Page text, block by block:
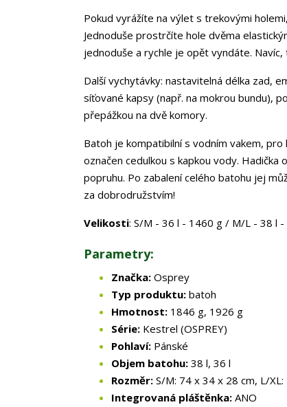
Pokud vyrážíte na výlet s trekovými
Jednoduše prostrčíte hole dvěma
jednoduše a rychle je opět vyndáte.
Další vychytávky: nastavitelná délka zad,
síťované kapsy (např. na mokrou bundu),
přepážkou na dvě komory.
Batoh je kompatibilní s vodním vakem,
označen cedulkou s kapkou vody.
popruhu. Po zabalení celého batohu jej
za dobrodružstvím!
Velikosti: S/M - 36 l - 1460 g / M/L - 38 l
Parametry:
Značka: Osprey
Typ produktu: batoh
Hmotnost: 1846 g, 1926 g
Série: Kestrel (OSPREY)
Pohlaví: Pánské
Objem batohu: 38 l, 36 l
Rozměr: S/M: 74 x 34 x 28 cm, L/
Integrovaná pláštěnka: ANO